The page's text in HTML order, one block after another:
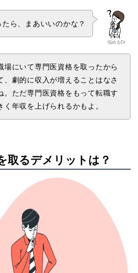
悩めるDr
ら、まあいいのかな？
場にいて専門医資格を取ったから
、劇的に収入が増えることはなさ
。ただ専門医資格をもって転職す
く年収を上げられるかもよ。
取るデメリットは？